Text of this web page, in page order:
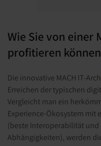
Wie Sie von einer
profitieren können
Die innovative MACH IT-
Erreichen der typischen
Vergleicht man ein
Experience-Ökosystem mit
(beste Interoperabilität
Abhängigkeiten), werden